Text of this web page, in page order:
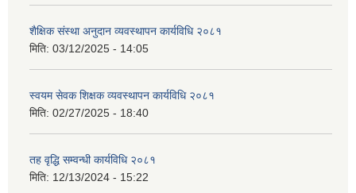
शैक्षिक संस्था अनुदान व्यवस्थापन कार्यविधि २०८१
मिति: 03/12/2025 - 14:05
स्वयम सेवक शिक्षक व्यवस्थापन कार्यविधि २०८१
मिति: 02/27/2025 - 18:40
तह वृद्धि सम्वन्धी कार्यविधि २०८१
मिति: 12/13/2024 - 15:22